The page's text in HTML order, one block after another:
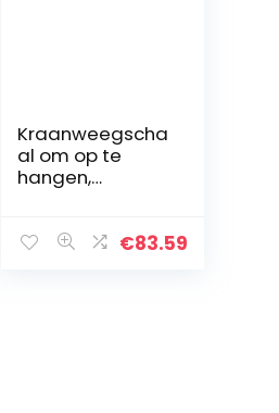
Kraanweegscha
al om op te
hangen,
weegschaal
€83.59